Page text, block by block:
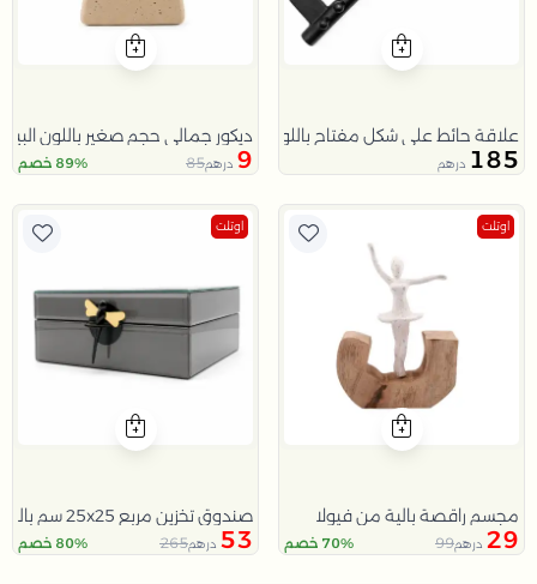
علّاقة حائط على شكل مفتاح باللون الأسود
185 درهم
ديكور جمالي حجم صغير باللون البيج
9 درهم85 89% خصم
اوتلت
مجسم راقصة بالية من فيولا
29 درهم99 70% خصم
اوتلت
صندوق تخزين مربع 25x25 سم باللون الرمادي مع غطاء
53 درهم265 80% خصم